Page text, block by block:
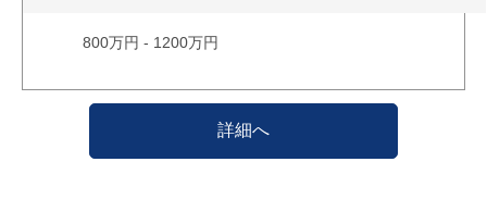
800万円 - 1200万円
詳細へ